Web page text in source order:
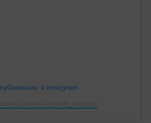
в Instagram